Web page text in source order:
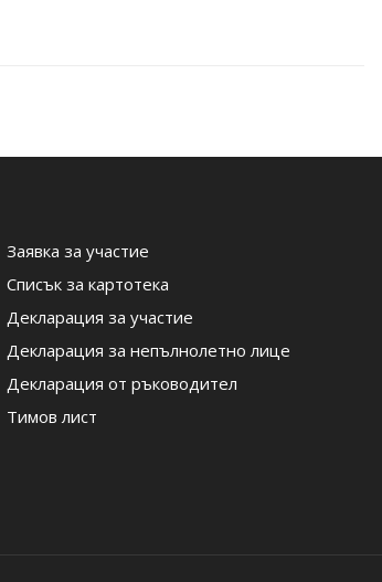
Заявка за участие
Списък за картотека
Декларация за участие
Декларация за непълнолетно лице
Декларация от ръководител
Тимов лист